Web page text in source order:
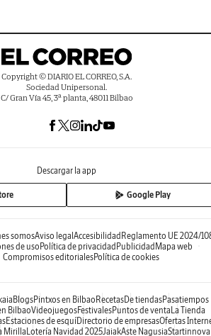
Copyright © DIARIO EL CORREO, S.A.
Sociedad Unipersonal.
C/ Gran Vía 45, 3ª planta, 48011 Bilbao
Descargar la app
Google Play
somosAviso legal Accesibilidad Reglamento UE 2024/
de usoPolítica de privacidad Publicidad Mapa web
Compromisos editorialesPolítica de cookies
BlogsPintxos en Bilbao RecetasDe tiendasPasatiempos
BilbaoVideojuegosFestivalesPuntos de venta La Tienda
Estaciones de esquíDirectorio de empresasOfertas
Mirilla Lotería Navidad 2025JaiakAste NagusiaStartinnova